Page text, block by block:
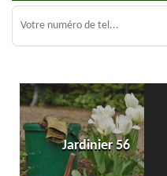
Jardinier 56